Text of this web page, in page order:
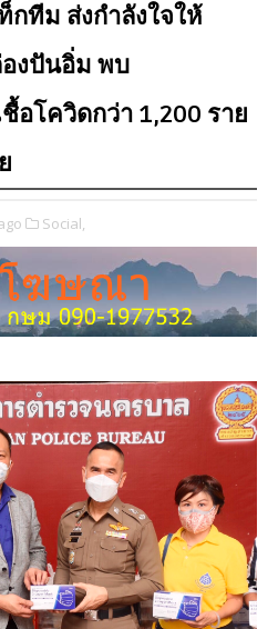
ทีม ส่งกำลังใจให้
องปันอิ่ม พบ
อโควิดกว่า 1,200 ราย
Social,